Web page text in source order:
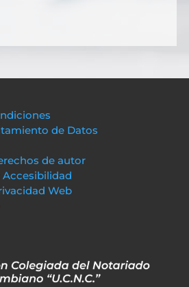
de Datos
de autor
Accesibilidad
Web